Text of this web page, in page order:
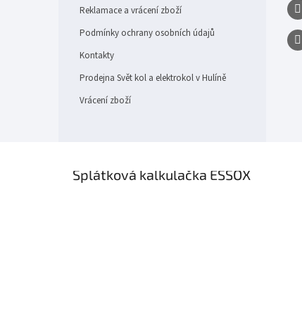
Reklamace a vrácení zboží
Podmínky ochrany osobních údajů
Kontakty
Prodejna Svět kol a elektrokol v Hulíně
Vrácení zboží
Splátková kalkulačka ESSOX